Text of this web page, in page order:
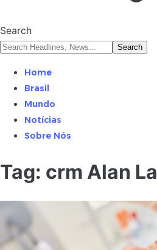
Search
Home
Brasil
Mundo
Notícias
Sobre Nós
Tag: crm Alan